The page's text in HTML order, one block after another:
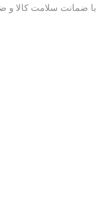
با ضمانت سلامت کالا و